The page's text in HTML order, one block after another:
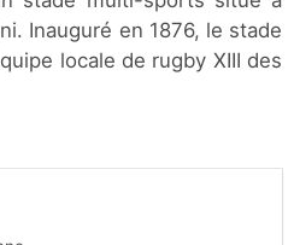
Inauguré en 1876, le stade
locale de rugby XIII des